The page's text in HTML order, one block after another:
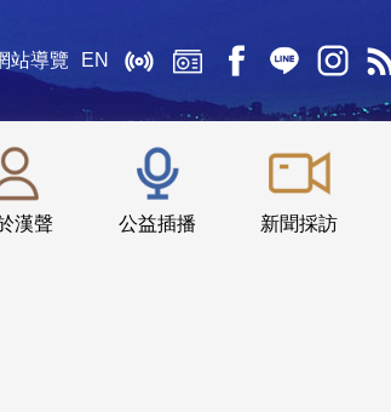
站導覽 EN
漢聲 公益插播 新聞採訪